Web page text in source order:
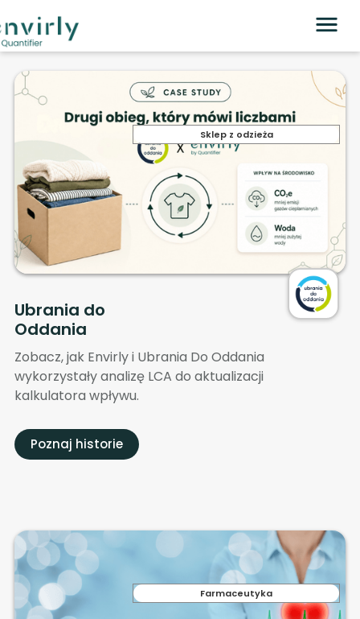
Sklep z odzieża
Ubrania do
Oddania
Zobacz, jak Envirly i Ubrania Do Oddania
wykorzystały analizę LCA do aktualizacji
kalkulatora wpływu.
Poznaj historie
Farmaceutyka